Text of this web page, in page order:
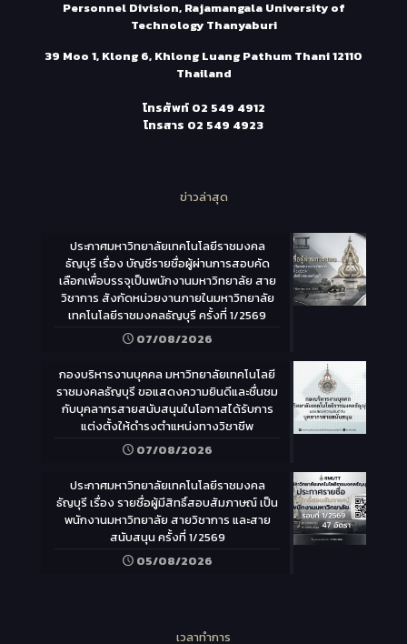
Personnel Division, Rajamangala University of
Technology Thanyaburi
39 Moo 1, Klong 6, Khlong Luang Pathum Thani 12110
Thailand
โทรศัพท์ 02 549 4912
โทรสาร 02 549 4923
ข่าวล่าสุด
ประกาศมหาวิทยาลัยเทคโนโลยีราชมงคล
ธัญบุรี เรื่อง บัญชีรายชื่อผู้ผ่านการสอบคัด
เลือกเพื่อบรรจุเป็นพนักงานมหาวิทยาลัย สาย
วิชาการ สังกัดหน่วยงานภายในมหาวิทยาลัย
เทคโนโลยีราชมงคลธัญบุรี ครั้งที่ 1/2569
07/08/2026
กองบริหารงานบุคคล มหาวิทยาลัยเทคโนโลยี
ราชมงคลธัญบุรี ขอแสดงความยินดีและชื่นชม
กับบุคลากรสายสนับสนุนในโอกาสได้รับการ
แต่งตั้งให้ดำรงตำแหน่งทางวิชาชีพ
07/08/2026
ประกาศมหาวิทยาลัยเทคโนโลยีราชมงคล
ธัญบุรี เรื่อง รายชื่อผู้มีสิทธิ์สอบสัมภาษณ์ เป็น
พนักงานมหาวิทยาลัย สายวิชาการ และสาย
สนับสนุน ครั้งที่ 1/2569
05/08/2026
เวลาทำการ